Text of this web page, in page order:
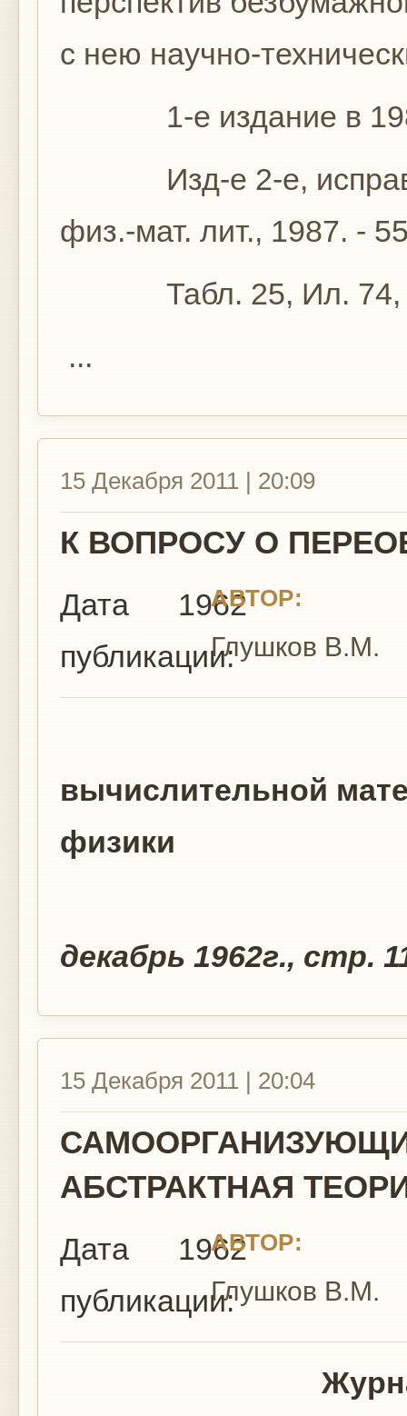
с нею научно-
1-е издание в
Изд-е 2-е,
физ.-мат. лит., 1987. -
Табл. 25, Ил. 74,
...
15 Декабря 2011 | 20:09
К ВОПРОСУ О
АВТОР:
Глушков В.М.
Дата
публикации:
1962
вычислительной
физики
декабрь 1962г., стр.
15 Декабря 2011 | 20:04
АБСТРАКТНАЯ
АВТОР:
Глушков В.М.
Дата
публикации:
1962
Журнал